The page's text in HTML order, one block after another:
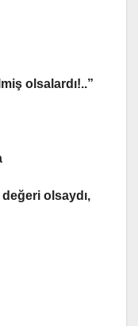
olsalardı!..”
olsaydı,